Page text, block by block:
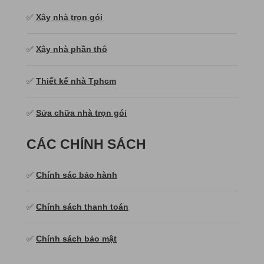
✅ Xây nhà trọn gói
✅ Xây nhà phần thô
✅ Thiết kế nhà Tphcm
✅ Sửa chữa nhà trọn gói
CÁC CHÍNH SÁCH
✅ Chính sác bảo hành
✅ Chính sách thanh toán
✅ Chính sách bảo mật